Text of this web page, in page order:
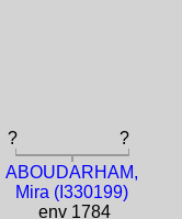
?
?
ABOUDARHAM,
Mira (I330199)
env 1784